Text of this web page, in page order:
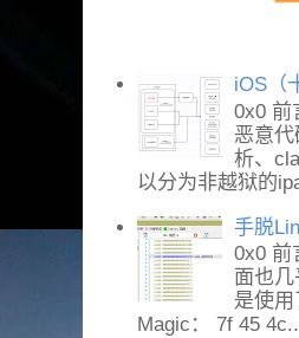
iOS（
0x0 前
恶意
析、
以分为非越狱的
手脱
0x0 前
面也
是使
Magic： 7f 45